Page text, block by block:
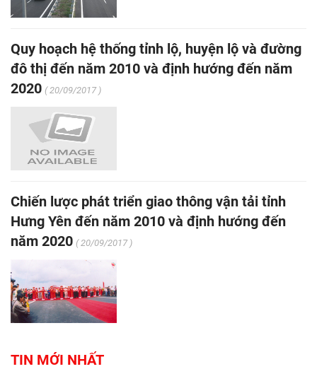
Quy hoạch hệ thống tỉnh lộ, huyện lộ và đường
đô thị đến năm 2010 và định hướng đến năm
2020 ( 20/09/2017 )
Chiến lược phát triển giao thông vận tải tỉnh
Hưng Yên đến năm 2010 và định hướng đến
năm 2020 ( 20/09/2017 )
TIN MỚI NHẤT